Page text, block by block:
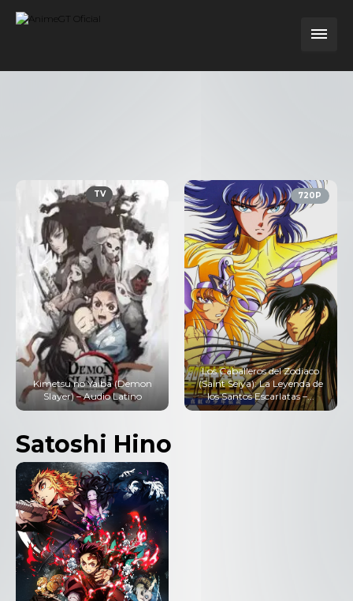
Los Caballeros del Zodiaco
(Saint Seiya): La Leyenda de
los Santos Escarlatas –...
TV
Jujutsu Kaisen – Audio Latino
Satoshi Hino